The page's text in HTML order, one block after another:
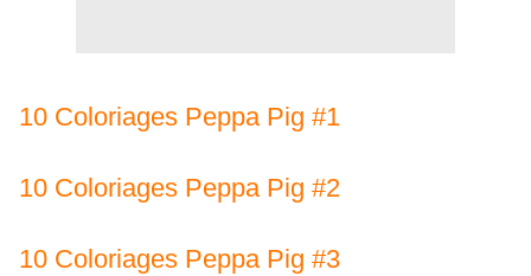
10 Coloriages Peppa Pig #1
10 Coloriages Peppa Pig #2
10 Coloriages Peppa Pig #3